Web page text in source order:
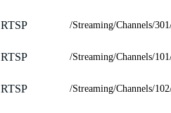
RTSP /Streaming/Channels/
RTSP /Streaming/Channels/
RTSP /Streaming/Channels/